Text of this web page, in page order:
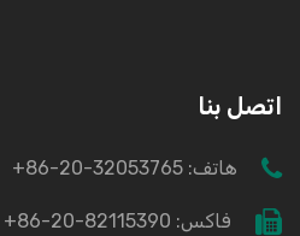
اتصل بنا
هاتف: +86-20-32053765
فاكس: +86-20-82115390